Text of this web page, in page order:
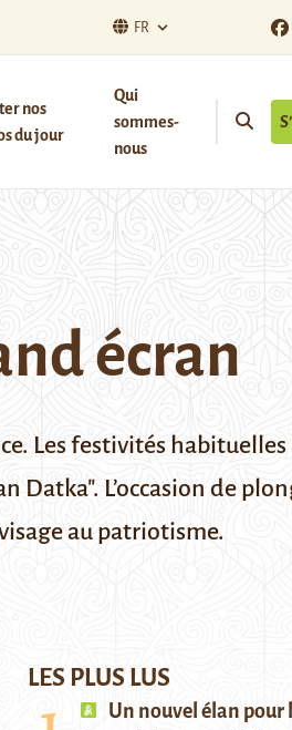
FR
nos
du jour
Qui
sommes-
nous
écran
Les festivités habituelles
L’occasion de
au patriotisme.
LES PLUS LUS
Un nouvel élan pour